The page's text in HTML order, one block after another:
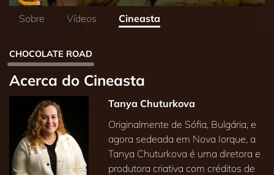
Sobre Vídeos Cineasta
CHOCOLATE ROAD
Acerca do Cineasta
Tanya Chuturkova
Originalmente de Sófia, Bulgária, e
agora sedeada em Nova Iorque, a
Tanya Chuturkova é uma diretora e
produtora criativa com créditos de